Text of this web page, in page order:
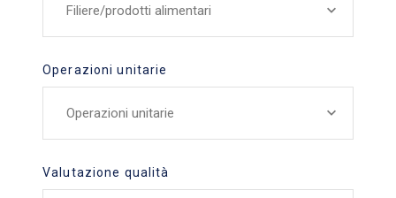
Filiere/prodotti alimentari
Operazioni unitarie
Operazioni unitarie
Valutazione qualità